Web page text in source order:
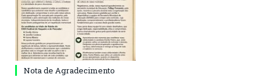
Nota de Agradecimento